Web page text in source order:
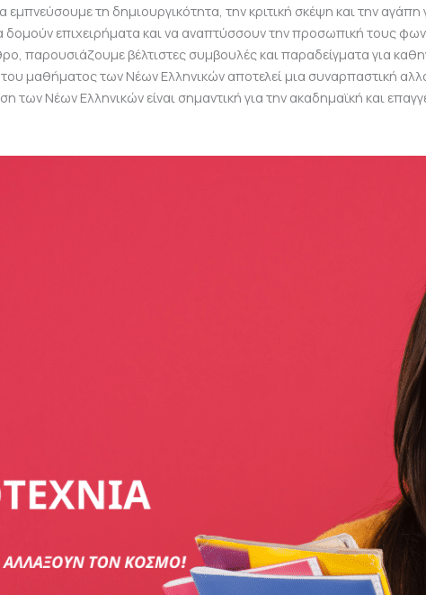
εμπνεύσουμε τη δημιουργικότητα, την κριτική σκέψη και την
δομούν επιχειρήματα και να αναπτύσσουν την προσωπική τους
παρουσιάζουμε βέλτιστες συμβουλές και παραδείγματα για
μαθήματος των Νέων Ελληνικών αποτελεί μια συναρπαστική
Νέων Ελληνικών είναι σημαντική για την ακαδημαϊκή και